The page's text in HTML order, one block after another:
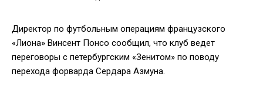
Директор по футбольным операциям французского
«Лиона» Винсент Понсо сообщил, что клуб ведет
переговоры с петербургским «Зенитом» по поводу
перехода форварда Сердара Азмуна.